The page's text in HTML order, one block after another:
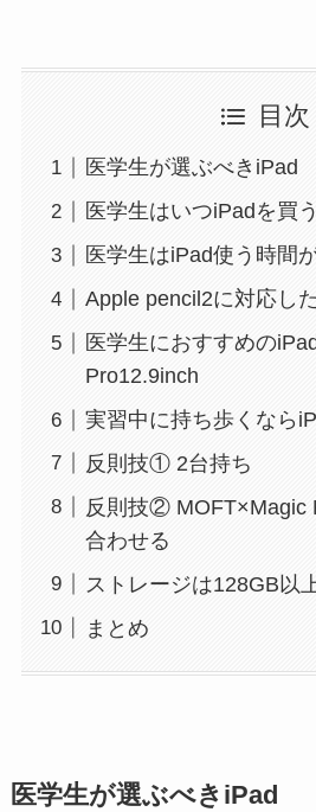
目次
医学生が選ぶべきiPad
医学生はいつiPadを買
医学生はiPad使う時間
Apple pencil2に対応し
医学生におすすめの
Pro12.9inch
実習中に持ち歩くなら
反則技① 2台持ち
反則技② MOFT×Magic
合わせる
ストレージは128GB以
まとめ
医学生が選ぶべきiPad